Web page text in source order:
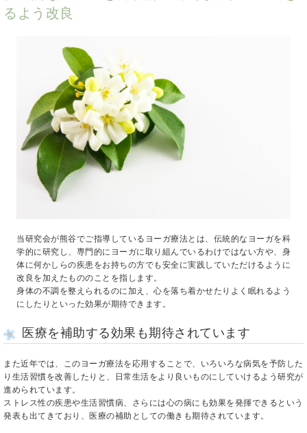
るよう改良
当研究会が熊谷でご指導しているヨーガ療法とは、伝統的なヨーガを科
学的に研究し、専門的にヨーガに取り組んでいるわけではない方や、身
体に何かしらの疾患をお持ちの方でも安全に実践していただけるように
改良を加えたもののことを指します。
身体の不調を整えられるのに加え、心を落ち着かせたりよく眠れるよう
にしたりといった効果が期待できます。
医療を補助する効果も期待されています
また近年では、このヨーガ療法を応用することで、いろいろな病気を予防した
り生活習慣を改善したりと、日常生活をより良いものにしていけるよう研究が
進められています。
ストレス性の疾患や生活習慣病、さらには心の病にも効果を発揮できるという
発表も出てきており、医療の補助としての働きも期待されています。